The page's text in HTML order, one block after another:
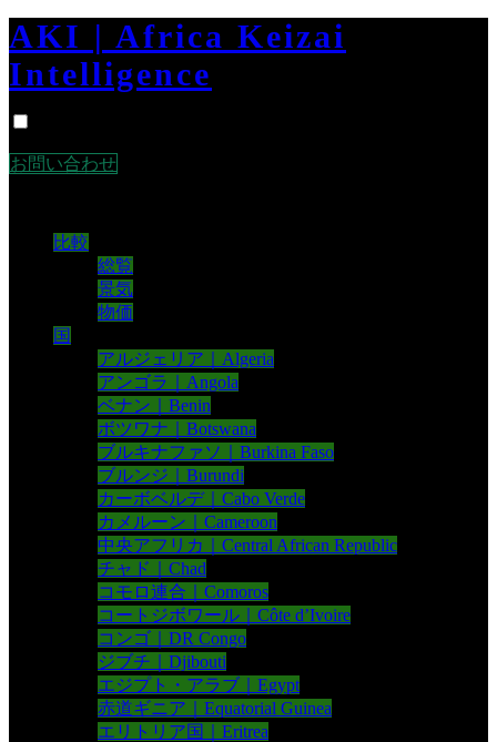
AKI | Africa Keizai
Intelligence
お問い合わせ
比較
総覧
景気
物価
国
アルジェリア｜Algeria
アンゴラ｜Angola
ベナン｜Benin
ボツワナ｜Botswana
ブルキナファソ｜Burkina Faso
ブルンジ｜Burundi
カーボベルデ｜Cabo Verde
カメルーン｜Cameroon
中央アフリカ｜Central African Republic
チャド｜Chad
コモロ連合｜Comoros
コートジボワール｜Côte d’Ivoire
コンゴ｜DR Congo
ジブチ｜Djibouti
エジプト・アラブ｜Egypt
赤道ギニア｜Equatorial Guinea
エリトリア国｜Eritrea